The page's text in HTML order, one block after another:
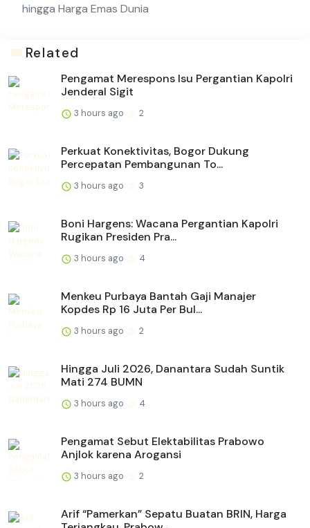
hingga Harga Emas Dunia
Related
Pengamat Merespons Isu Pergantian Kapolri
Jenderal Sigit
3 hours ago 2
Perkuat Konektivitas, Bogor Dukung
Percepatan Pembangunan To...
3 hours ago 3
Boni Hargens: Wacana Pergantian Kapolri
Rugikan Presiden Pra...
3 hours ago 4
Menkeu Purbaya Bantah Gaji Manajer
Kopdes Rp 16 Juta Per Bul...
3 hours ago 2
Hingga Juli 2026, Danantara Sudah Suntik
Mati 274 BUMN
3 hours ago 4
Pengamat Sebut Elektabilitas Prabowo
Anjlok karena Arogansi
3 hours ago 2
Arif “Pamerkan” Sepatu Buatan BRIN, Harga